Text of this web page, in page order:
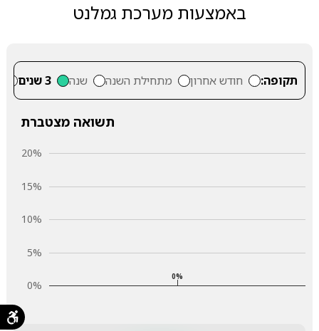
באמצעות מערכת גמלנט
תקופה: חודש אחרון מתחילת השנה שנה 3 שנים
תשואה מצטברת
0%
5%
10%
15%
20%
0%